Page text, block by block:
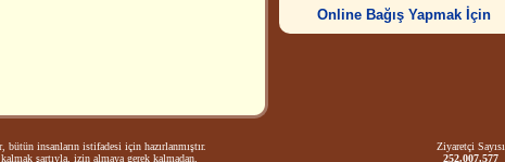
Online Bağış Yapmak İçin
insanların istifadesi için hazırlanmıştır.
şartıyla, izin almaya gerek kalmadan,
Ziyaretçi Sayısı
252.007.577